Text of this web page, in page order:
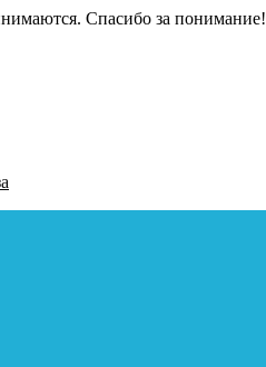
Спасибо за понимание!